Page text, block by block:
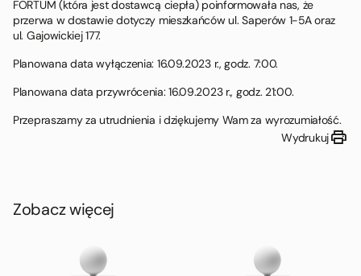
FORTUM (która jest dostawcą ciepła) poinformowała nas, że
przerwa w dostawie dotyczy mieszkańców ul. Saperów 1-5A oraz
ul. Gajowickiej 177.
Planowana data wyłączenia: 16.09.2023 r., godz. 7:00.
Planowana data przywrócenia: 16.09.2023 r., godz. 21:00.
Przepraszamy za utrudnienia i dziękujemy Wam za wyrozumiałość.
Wydrukujprint
Zobacz więcej